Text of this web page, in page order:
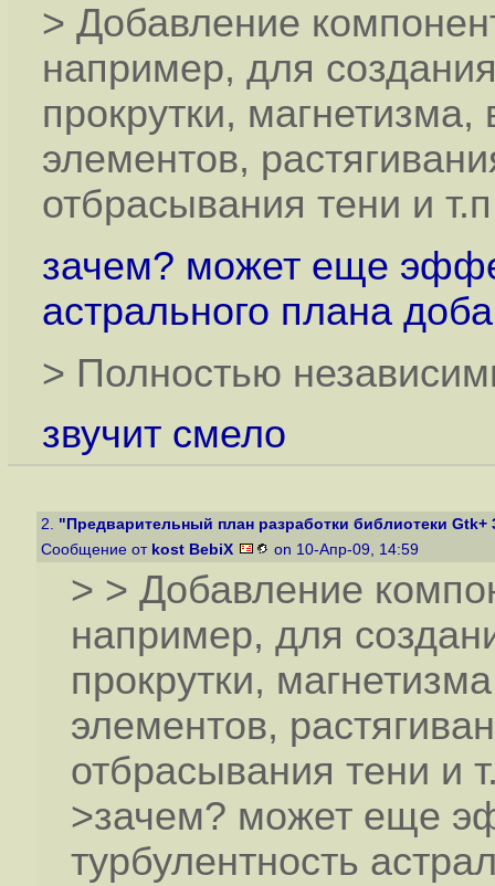
> Добавление
например, для
прокрутки, магнетизма,
элементов,
отбрасывания тени и
зачем? может еще
астрального плана
> Полностью
звучит смело
2. "Предварительный план разработки библиотеки Gtk+
Сообщение от kost BebiX on 10-Апр-09, 14:59
> > Добавление
например, для
прокрутки,
элементов,
отбрасывания тени и
>зачем? может еще
турбулентность